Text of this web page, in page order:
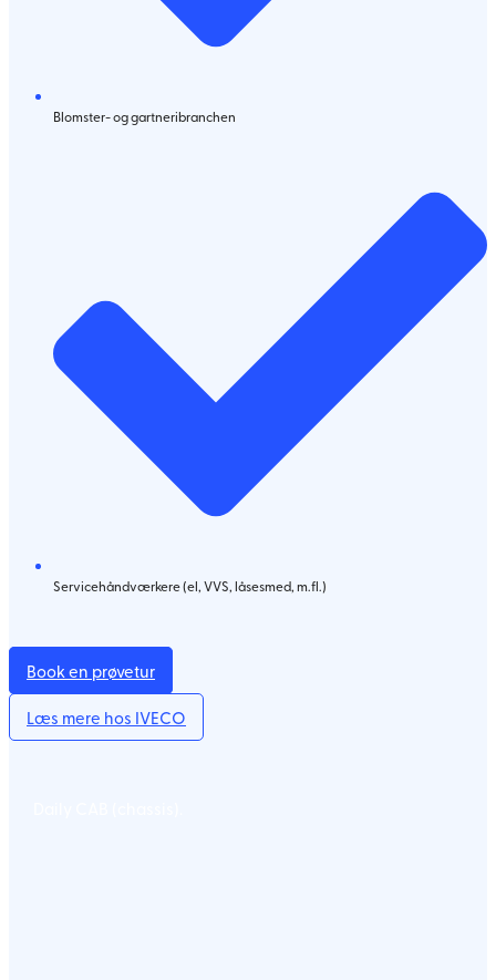
Blomster- og gartneribranchen
Servicehåndværkere (el, VVS, låsesmed, m.fl.)
Book en prøvetur
Læs mere hos IVECO